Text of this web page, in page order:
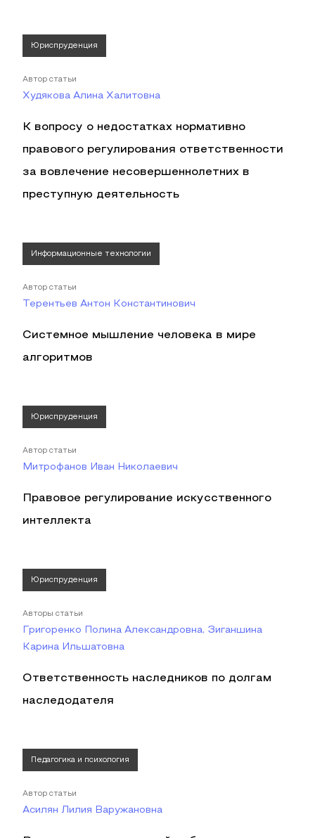
Юриспруденция
Автор статьи
Худякова Алина Халитовна
К вопросу о недостатках нормативно
правового регулирования ответственности
за вовлечение несовершеннолетних в
преступную деятельность
Информационные технологии
Автор статьи
Терентьев Антон Константинович
Системное мышление человека в мире
алгоритмов
Юриспруденция
Автор статьи
Митрофанов Иван Николаевич
Правовое регулирование искусственного
интеллекта
Юриспруденция
Авторы статьи
Григоренко Полина Александровна, Зиганшина
Карина Ильшатовна
Ответственность наследников по долгам
наследодателя
Педагогика и психология
Автор статьи
Асилян Лилия Варужановна